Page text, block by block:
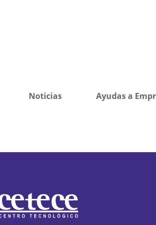
Noticias Ayudas a